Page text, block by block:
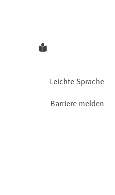
Leichte Sprache
Barriere melden